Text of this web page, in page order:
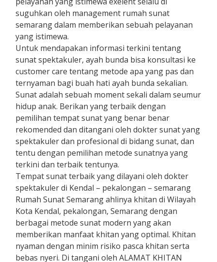
suguhkan oleh management rumah sunat
semarang dalam memberikan sebuah pelayanan
yang istimewa.
Untuk mendapakan informasi terkini tentang
sunat spektakuler, ayah bunda bisa konsultasi ke
customer care tentang metode apa yang pas dan
ternyaman bagi buah hati ayah bunda sekalian.
Sunat adalah sebuah moment sekali dalam seumur
hidup anak. Berikan yang terbaik dengan
pemilihan tempat sunat yang benar benar
rekomended dan ditangani oleh dokter sunat yang
spektakuler dan profesional di bidang sunat, dan
tentu dengan pemilihan metode sunatnya yang
terkini dan terbaik tentunya.
Tempat sunat terbaik yang dilayani oleh dokter
spektakuler di Kendal – pekalongan – semarang
Rumah Sunat Semarang ahlinya khitan di Wilayah
Kota Kendal, pekalongan, Semarang dengan
berbagai metode sunat modern yang akan
memberikan manfaat khitan yang optimal. Khitan
nyaman dengan minim risiko pasca khitan serta
bebas nyeri. Di tangani oleh ALAMAT KHITAN